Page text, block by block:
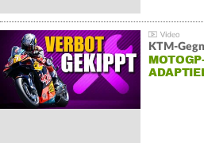
KTM-